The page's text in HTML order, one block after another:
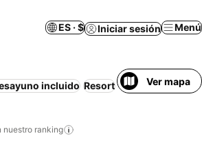
ES · $ Iniciar sesión Menú
incluido Resort Wifi Ver mapa
nuestro ranking